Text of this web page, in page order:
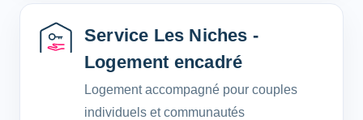
Service Les Niches -
Logement encadré
Logement accompagné pour couples
individuels et communautés